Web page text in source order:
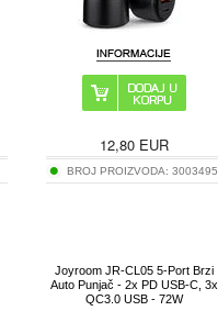
12,80EUR
BROJ PROIZVODA: 3003495
Joyroom JR-CL05 5-Port Brzi
Auto Punjač - 2x PD USB-C, 3x
QC3.0 USB - 72W